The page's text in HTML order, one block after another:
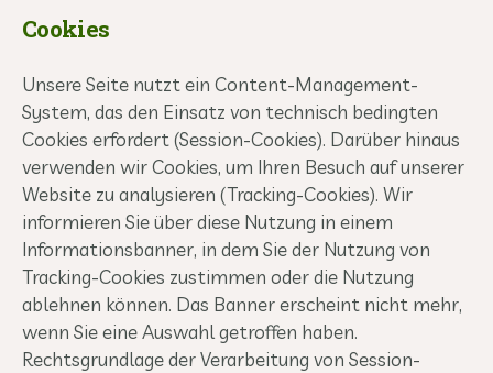
Cookies
Unsere Seite nutzt ein Content-Management-
System, das den Einsatz von technisch bedingten
Cookies erfordert (Session-Cookies). Darüber hinaus
verwenden wir Cookies, um Ihren Besuch auf unserer
Website zu analysieren (Tracking-Cookies). Wir
informieren Sie über diese Nutzung in einem
Informationsbanner, in dem Sie der Nutzung von
Tracking-Cookies zustimmen oder die Nutzung
ablehnen können. Das Banner erscheint nicht mehr,
wenn Sie eine Auswahl getroffen haben.
Rechtsgrundlage der Verarbeitung von Session-